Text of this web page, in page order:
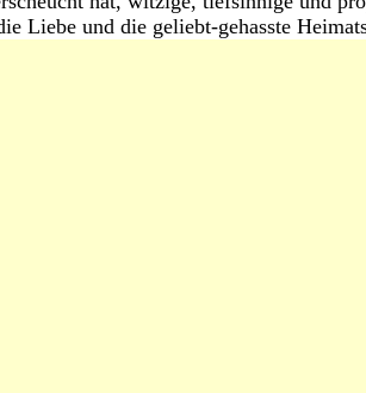
Liebe und die geliebt-gehasste